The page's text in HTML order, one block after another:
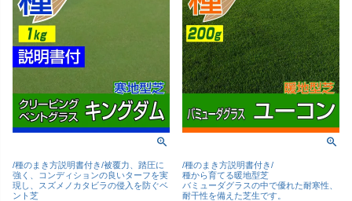
/種のまき方説明書付き/被覆力、踏圧に
強く、コンディションの良いターフを実
現し、スズメノカタビラの侵入を防ぐベ
ント芝
/種のまき方説明書付き/
種から育てる暖地型芝
バミューダグラスの中で優れた耐寒性、
耐干性を備えた芝生です。